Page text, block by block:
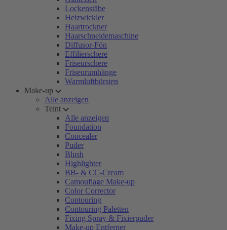
Lockenstäbe
Heizwickler
Haartrockner
Haarschneidemaschine
Diffusor-Fön
Effilierschere
Friseurschere
Friseurumhänge
Warmluftbürsten
Make-up
Alle anzeigen
Teint
Alle anzeigen
Foundation
Concealer
Puder
Blush
Highlighter
BB- & CC-Cream
Camouflage Make-up
Color Corrector
Contouring
Contouring Paletten
Fixing Spray & Fixierpuder
Make-up Entferner